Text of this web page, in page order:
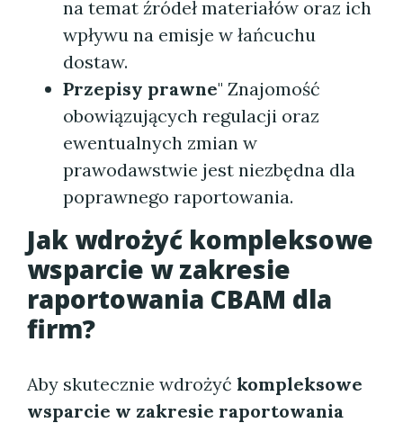
na temat źródeł materiałów oraz ich
wpływu na emisje w łańcuchu
dostaw.
Przepisy prawne" Znajomość
obowiązujących regulacji oraz
ewentualnych zmian w
prawodawstwie jest niezbędna dla
poprawnego raportowania.
Jak wdrożyć kompleksowe
wsparcie w zakresie
raportowania CBAM dla
firm?
Aby skutecznie wdrożyć kompleksowe
wsparcie w zakresie raportowania